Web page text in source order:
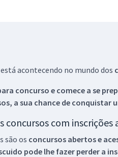
acontecendo no mundo dos
concurso e comece a se
a sua chance de conquistar
concursos com inscrições
são os concursos abertos e
pode lhe fazer perder a